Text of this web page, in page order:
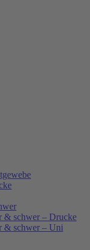
& schwer – Drucke
& schwer – Uni